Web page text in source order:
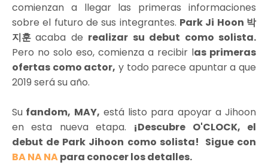
comienzan a llegar las primeras informaciones
sobre el futuro de sus integrantes. Park Ji Hoon 박
지훈acaba de realizar su debut como solista.
Pero no solo eso, comienza a recibir las primeras
ofertas como actor, y todo parece apuntar a que
2019 será su año.
Su fandom, MAY, está listo para apoyar a Jihoon
en esta nueva etapa. ¡Descubre O'CLOCK, el
debut de Park Jihoon como solista! Sigue con
BA NA NApara conocer los detalles.